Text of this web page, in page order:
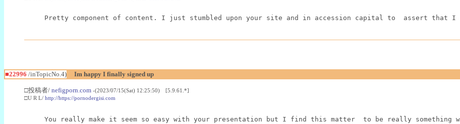
Pretty component of content. I just stumbled upon your site and in accession capital to  assert
■22996 /inTopicNo.4) Im happy I finally signed up
□投稿者/ nefigporn.com -(2023/07/15(Sat) 12:25:50) [5.9.61.*]
□U R L/ http://https://pornodergisi.com
You really make it seem so easy with your presentation but I find this matter  to be really